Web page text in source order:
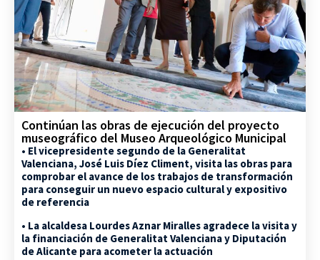
Continúan las obras de ejecución del proyecto
museográfico del Museo Arqueológico Municipal
• El vicepresidente segundo de la Generalitat
Valenciana, José Luis Díez Climent, visita las obras para
comprobar el avance de los trabajos de transformación
para conseguir un nuevo espacio cultural y expositivo
de referencia
• La alcaldesa Lourdes Aznar Miralles agradece la visita y
la financiación de Generalitat Valenciana y Diputación
de Alicante para acometer la actuación